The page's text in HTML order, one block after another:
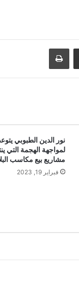
مشاركة عبر البريد طباعة
نور الدين الطبوبي
لمواجهة الهجمة التي
مشاريع بيع مكاسب
فبراير 19, 2023